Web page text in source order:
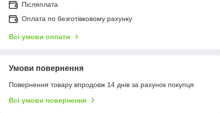
Післяплата
Оплата по безготівковому рахунку
Всі умови оплати
Умови повернення
Повернення товару впродовж 14 днів за рахунок покупця
Всі умови повернення